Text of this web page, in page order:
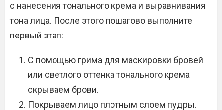
с нанесения тонального крема и выравнивания
тона лица. После этого пошагово выполните
первый этап:
С помощью грима для маскировки бровей
или светлого оттенка тонального крема
скрываем брови.
Покрываем лицо плотным слоем пудры.